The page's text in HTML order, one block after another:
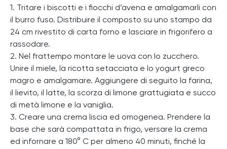
1. Tritare i biscotti e i fiocchi d’avena e amalgamarli con
il burro fuso. Distribuire il composto su uno stampo da
24 cm rivestito di carta forno e lasciare in frigorifero a
rassodare.
2. Nel frattempo montare le uova con lo zucchero.
Unire il miele, la ricotta setacciata e lo yogurt greco
magro e amalgamare. Aggiungere di seguito la farina,
il lievito, il latte, la scorza di limone grattugiata e succo
di metà limone e la vaniglia.
3. Creare una crema liscia ed omogenea. Prendere la
base che sarà compattata in frigo, versare la crema
ed infornare a 180° C per almeno 40 minuti, finché la